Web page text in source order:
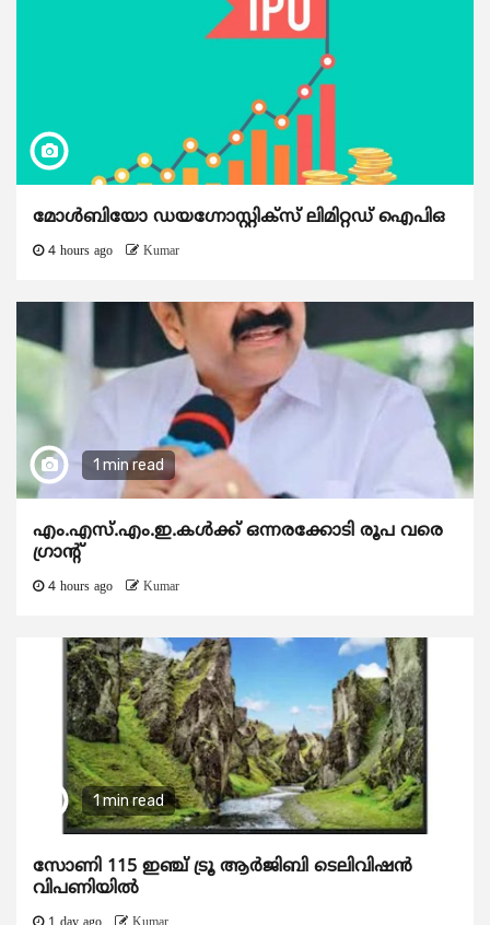
മോൾബിയോ ഡയഗ്നോസ്റ്റിക്സ് ലിമിറ്റഡ് ഐപിഒ
4 hours ago Kumar
1 min read
എം.എസ്.എം.ഇ.കൾക്ക് ഒന്നരക്കോടി രൂപ വരെ
ഗ്രാന്റ്
4 hours ago Kumar
1 min read
സോണി 115 ഇഞ്ച് ട്രൂ ആർജിബി ടെലിവിഷൻ
വിപണിയിൽ